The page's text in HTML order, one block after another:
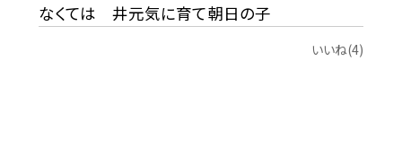
なくては 井元気に育て朝日の子
いいね(4)